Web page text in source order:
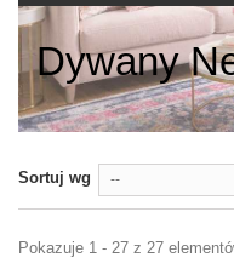
Dywany
Sortuj wg --
Pokazuje 1 - 27 z 27